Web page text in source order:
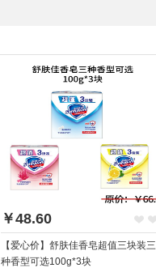
￥48.60
【爱心价】舒肤佳香皂超值三块装三
种香型可选100g*3块